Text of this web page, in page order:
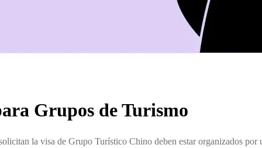
Grupos de Turismo
la visa de Grupo Turístico Chino deben estar organizados por